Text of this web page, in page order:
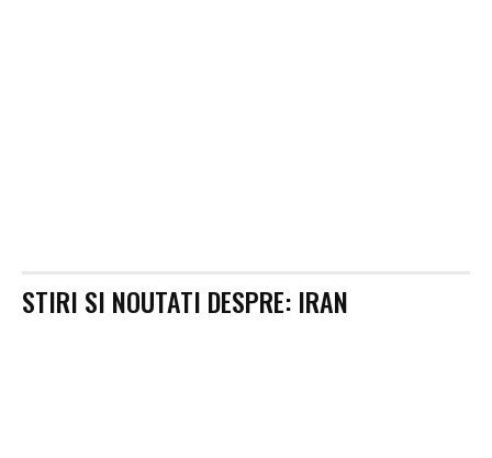
STIRI SI NOUTATI DESPRE: IRAN